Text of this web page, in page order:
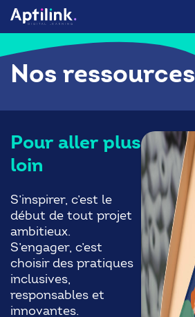
Aller
au
Nos ressources
Pour aller plus
loin
S’inspirer, c’est le
début de tout projet
ambitieux.
S’engager, c’est
choisir des pratiques
inclusives,
responsables et
innovantes.